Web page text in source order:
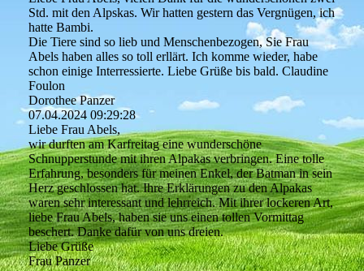
Std. mit den Alpskas. Wir hatten gestern das Vergnügen, ich
hatte Bambi.
Die Tiere sind so lieb und Menschenbezogen, Sie Frau
Abels haben alles so toll erllärt. Ich komme wieder, habe
schon einige Interressierte. Liebe Grüße bis bald. Claudine
Foulon
Dorothee Panzer
07.04.2024 09:29:28
Liebe Frau Abels,
wir durften am Karfreitag eine wunderschöne
Schnupperstunde mit ihren Alpakas verbringen. Eine tolle
Erfahrung, besonders für meinen Enkel, der Batman in sein
Herz geschlossen hat. Ihre Erklärungen zu den Alpakas
waren sehr interessant und lehrreich. Mit ihrer lockeren Art,
liebe Frau Abels, haben sie uns einen tollen Vormittag
beschert. Danke dafür von uns dreien.
Liebe Grüße
Frau Panzer